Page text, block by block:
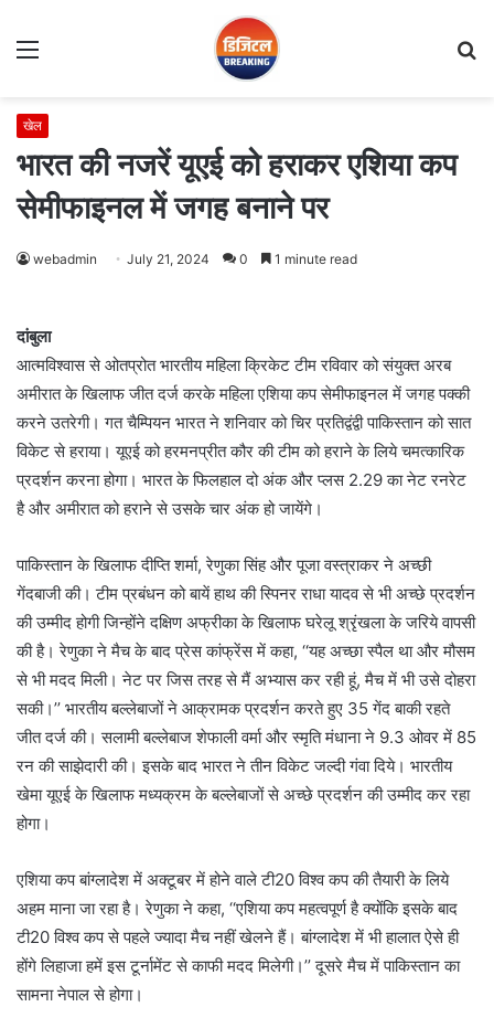
Menu
खेल
भारत की नजरें यूएई को हराकर एशिया कप
सेमीफाइनल में जगह बनाने पर
webadmin July 21, 2024 0 1 minute read
दांबुला
आत्मविश्वास से ओतप्रोत भारतीय महिला क्रिकेट टीम रविवार को संयुक्त अरब
अमीरात के खिलाफ जीत दर्ज करके महिला एशिया कप सेमीफाइनल में जगह पक्की
करने उतरेगी। गत चैम्पियन भारत ने शनिवार को चिर प्रतिद्वंद्वी पाकिस्तान को सात
विकेट से हराया। यूएई को हरमनप्रीत कौर की टीम को हराने के लिये चमत्कारिक
प्रदर्शन करना होगा। भारत के फिलहाल दो अंक और प्लस 2.29 का नेट रनरेट
है और अमीरात को हराने से उसके चार अंक हो जायेंगे।
पाकिस्तान के खिलाफ दीप्ति शर्मा, रेणुका सिंह और पूजा वस्त्राकर ने अच्छी
गेंदबाजी की। टीम प्रबंधन को बायें हाथ की स्पिनर राधा यादव से भी अच्छे प्रदर्शन
की उम्मीद होगी जिन्होंने दक्षिण अफ्रीका के खिलाफ घरेलू श्रृंखला के जरिये वापसी
की है। रेणुका ने मैच के बाद प्रेस कांफ्रेंस में कहा, ‘‘यह अच्छा स्पैल था और मौसम
से भी मदद मिली। नेट पर जिस तरह से मैं अभ्यास कर रही हूं, मैच में भी उसे दोहरा
सकी।’’ भारतीय बल्लेबाजों ने आक्रामक प्रदर्शन करते हुए 35 गेंद बाकी रहते
जीत दर्ज की। सलामी बल्लेबाज शेफाली वर्मा और स्मृति मंधाना ने 9.3 ओवर में 85
रन की साझेदारी की। इसके बाद भारत ने तीन विकेट जल्दी गंवा दिये। भारतीय
खेमा यूएई के खिलाफ मध्यक्रम के बल्लेबाजों से अच्छे प्रदर्शन की उम्मीद कर रहा
होगा।
एशिया कप बांग्लादेश में अक्टूबर में होने वाले टी20 विश्व कप की तैयारी के लिये
अहम माना जा रहा है। रेणुका ने कहा, ‘‘एशिया कप महत्वपूर्ण है क्योंकि इसके बाद
टी20 विश्व कप से पहले ज्यादा मैच नहीं खेलने हैं। बांग्लादेश में भी हालात ऐसे ही
होंगे लिहाजा हमें इस टूर्नामेंट से काफी मदद मिलेगी।’’ दूसरे मैच में पाकिस्तान का
सामना नेपाल से होगा।